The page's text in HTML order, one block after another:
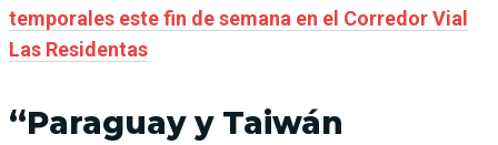
temporales este fin de semana en el Corredor Vial
Las Residentas
“Paraguay y Taiwán